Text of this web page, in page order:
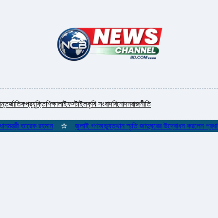
প্রযুক্তিশিক্ষালাইফস্টাইলকৃষি সংবাদবিনোদনরাজনীতি
তারেক রহমান ✮ জুলাই গণঅভ্যুত্থান স্মৃতি জাদুঘরের উদ্বোধন করলেন